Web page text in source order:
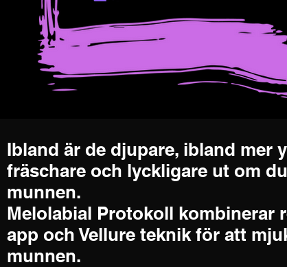
Ibland är de djupare, ibland mer
fräschare och lyckligare ut om
munnen.
Melolabial Protokoll kombinerar
app och Vellure teknik för att
munnen.